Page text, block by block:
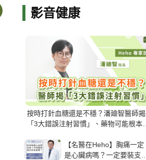
影音健康
按時打針血糖還是不穩？潘廸智醫師揭
「3大錯誤注射習慣」、藥物可能根本沒
【名醫在Heho】胸痛一定
是心臟病嗎？一定要裝支